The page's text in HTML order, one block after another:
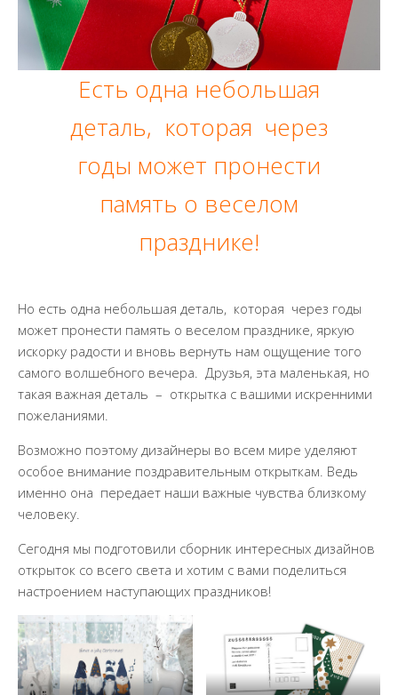
Есть одна небольшая
деталь, которая через
годы может пронести
память о веселом
празднике!
Но есть одна небольшая деталь, которая через годы
может пронести память о веселом празднике, яркую
искорку радости и вновь вернуть нам ощущение того
самого волшебного вечера. Друзья, эта маленькая, но
такая важная деталь – открытка с вашими искренними
пожеланиями.
Возможно поэтому дизайнеры во всем мире уделяют
особое внимание поздравительным открыткам. Ведь
именно она передает наши важные чувства близкому
человеку.
Сегодня мы подготовили сборник интересных дизайнов
открыток со всего света и хотим с вами поделиться
настроением наступающих праздников!